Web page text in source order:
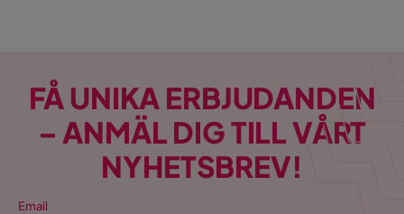
FÅ UNIKA ERBJUDANDEN
– ANMÄL DIG TILL VÅRT
NYHETSBREV!
Email